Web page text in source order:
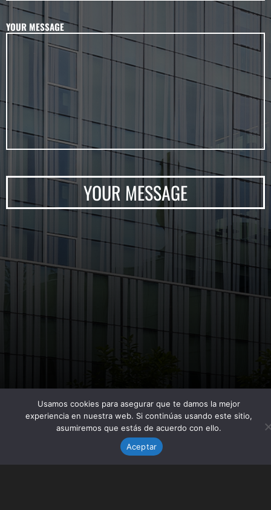
YOUR MESSAGE
YOUR MESSAGE
LEGAL NOTICE
Usamos cookies para asegurar que te damos la mejor
experiencia en nuestra web. Si continúas usando este sitio,
asumiremos que estás de acuerdo con ello.
Aceptar